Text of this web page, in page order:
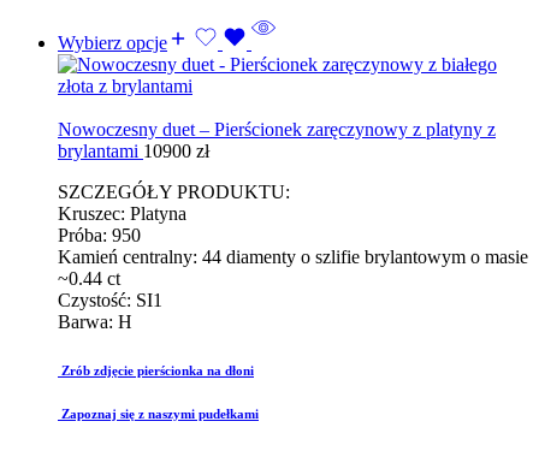
Wybierz opcje
Nowoczesny duet – Pierścionek zaręczynowy z platyny z
brylantami 10900 zł
SZCZEGÓŁY PRODUKTU:
Kruszec: Platyna
Próba: 950
Kamień centralny: 44 diamenty o szlifie brylantowym o masie
~0.44 ct
Czystość: SI1
Barwa: H
Zrób zdjęcie pierścionka na dłoni
Zapoznaj się z naszymi pudełkami